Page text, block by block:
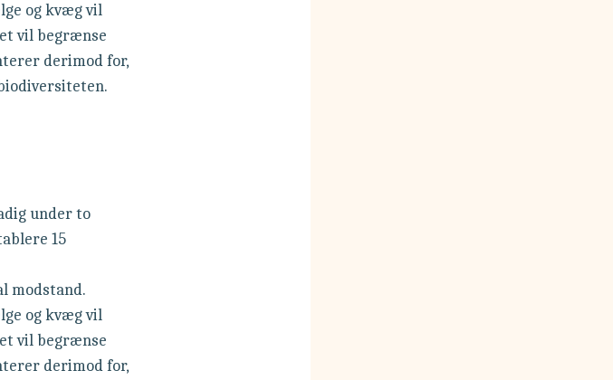
og kvæg vil
vil begrænse
derimod for,
under to
15
modstand.
og kvæg vil
vil begrænse
derimod for,